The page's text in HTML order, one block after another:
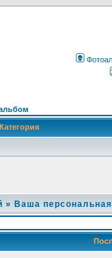
Категория
» Ваша